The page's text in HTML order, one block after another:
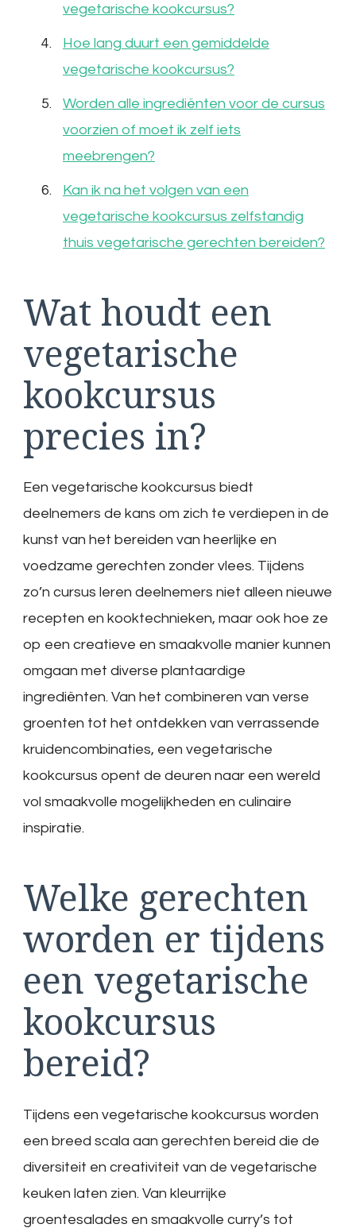
vegetarische kookcursus?
Hoe lang duurt een gemiddelde
vegetarische kookcursus?
Worden alle ingrediënten voor de cursus
voorzien of moet ik zelf iets
meebrengen?
Kan ik na het volgen van een
vegetarische kookcursus zelfstandig
thuis vegetarische gerechten bereiden?
Wat houdt een
vegetarische
kookcursus
precies in?
Een vegetarische kookcursus biedt
deelnemers de kans om zich te verdiepen in de
kunst van het bereiden van heerlijke en
voedzame gerechten zonder vlees. Tijdens
zo’n cursus leren deelnemers niet alleen nieuwe
recepten en kooktechnieken, maar ook hoe ze
op een creatieve en smaakvolle manier kunnen
omgaan met diverse plantaardige
ingrediënten. Van het combineren van verse
groenten tot het ontdekken van verrassende
kruidencombinaties, een vegetarische
kookcursus opent de deuren naar een wereld
vol smaakvolle mogelijkheden en culinaire
inspiratie.
Welke gerechten
worden er tijdens
een vegetarische
kookcursus
bereid?
Tijdens een vegetarische kookcursus worden
een breed scala aan gerechten bereid die de
diversiteit en creativiteit van de vegetarische
keuken laten zien. Van kleurrijke
groentesalades en smaakvolle curry’s tot